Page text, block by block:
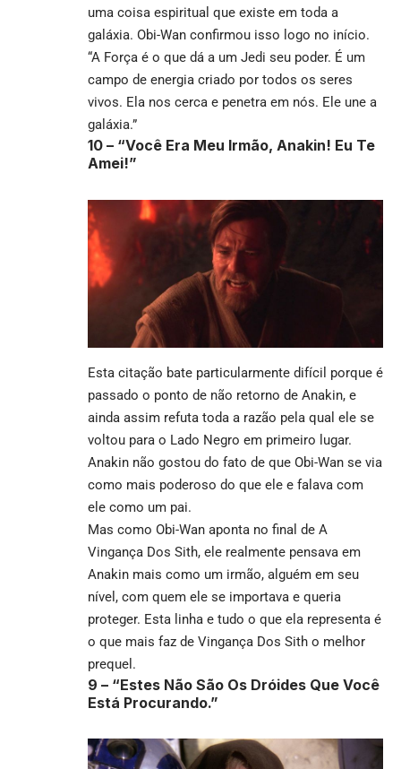
uma coisa espiritual que existe em toda a
galáxia. Obi-Wan confirmou isso logo no início.
“A Força é o que dá a um Jedi seu poder. É um
campo de energia criado por todos os seres
vivos. Ela nos cerca e penetra em nós. Ele une a
galáxia.”
10 – “Você Era Meu Irmão, Anakin! Eu Te
Amei!”
Esta citação bate particularmente difícil porque é
passado o ponto de não retorno de Anakin, e
ainda assim refuta toda a razão pela qual ele se
voltou para o Lado Negro em primeiro lugar.
Anakin não gostou do fato de que Obi-Wan se via
como mais poderoso do que ele e falava com
ele como um pai.
Mas como Obi-Wan aponta no final de A
Vingança Dos Sith, ele realmente pensava em
Anakin mais como um irmão, alguém em seu
nível, com quem ele se importava e queria
proteger. Esta linha e tudo o que ela representa é
o que mais faz de Vingança Dos Sith o melhor
prequel.
9 – “Estes Não São Os Dróides Que Você
Está Procurando.”